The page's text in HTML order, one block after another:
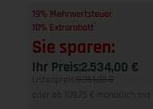
19% Mehrwertsteuer
10% Extrarabatt
Sie sparen:
Ihr Preis:2.534,00 €
Listenpreis: 3.351,00 €
oder ab 109,75 € monatlich mit